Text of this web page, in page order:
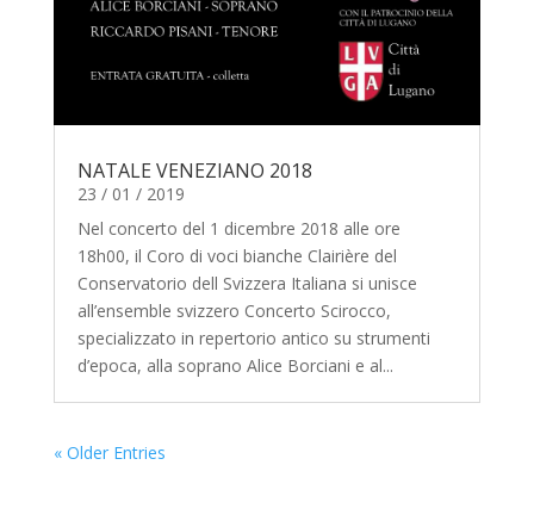
NATALE VENEZIANO 2018
23 / 01 / 2019
Nel concerto del 1 dicembre 2018 alle ore
18h00, il Coro di voci bianche Clairière del
Conservatorio dell Svizzera Italiana si unisce
all’ensemble svizzero Concerto Scirocco,
specializzato in repertorio antico su strumenti
d’epoca, alla soprano Alice Borciani e al...
« Older Entries